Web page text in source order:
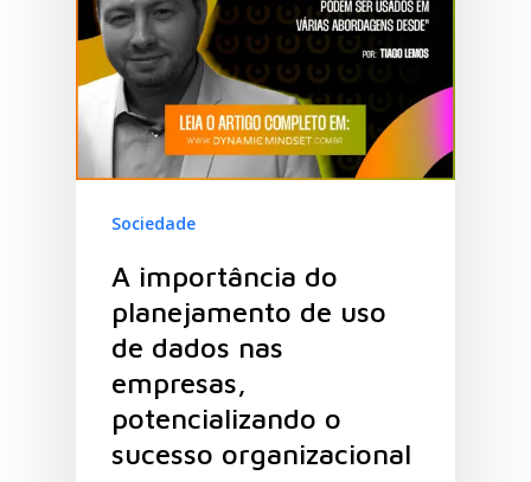
Sociedade
A importância do
planejamento de uso
de dados nas
empresas,
potencializando o
sucesso organizacional